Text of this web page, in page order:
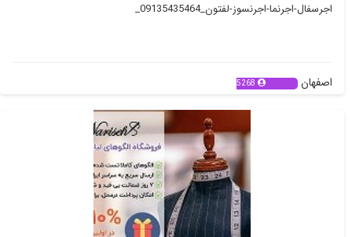
اجرسفال-اجرنما-اجرنسوز-لفتون_09135435464_
اصفهان 5268